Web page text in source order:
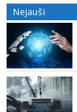
Nejauši